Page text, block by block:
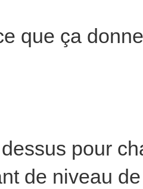
que ça
pour
de niveau